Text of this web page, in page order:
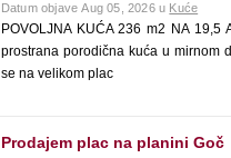
Datum objave Aug 05, 2026 u Kuće
POVOLJNA KUĆA 236 m2 NA 19,5
prostrana porodična kuća u mirnom
se na velikom plac
Prodajem plac na planini Goč